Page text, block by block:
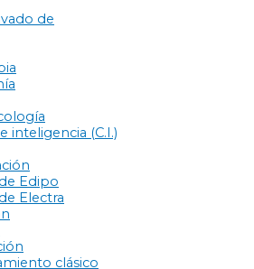
de
inteligencia (C.I.)
Edipo
Electra
clásico